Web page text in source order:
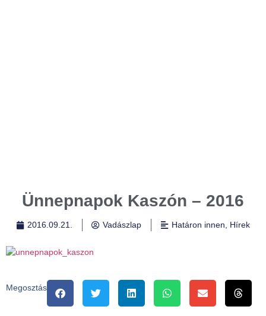
Ünnepnapok Kaszón – 2016
2016.09.21. Vadászlap Határon innen Hírek
Megosztás